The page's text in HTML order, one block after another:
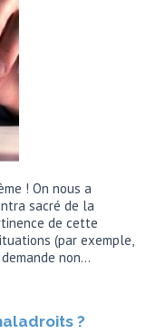
! On nous a
sacré de la
de cette
(par exemple,
non…
?